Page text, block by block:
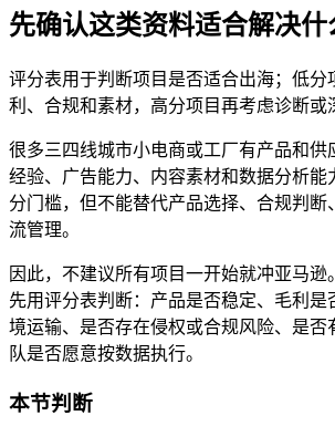
先确认这类资料适合解决什
评分表用于判断项目是否适合出海；低分
利、合规和素材，高分项目再考虑诊断或
很多三四线城市小电商或工厂有产品和供
经验、广告能力、内容素材和数据分析能
分门槛，但不能替代产品选择、合规判断
流管理。
因此，不建议所有项目一开始就冲亚马逊
先用评分表判断：产品是否稳定、毛利是
境运输、是否存在侵权或合规风险、是否
队是否愿意按数据执行。
本节判断